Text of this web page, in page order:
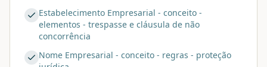
Estabelecimento Empresarial - conceito -
elementos - trespasse e cláusula de não
concorrência
Nome Empresarial - conceito - regras - proteção